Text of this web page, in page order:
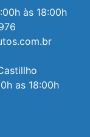
às 18:00h
as 18:00h